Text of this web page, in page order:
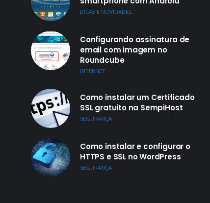
DICAS E NOVIDADES
Configurando assinatura de
email com imagem no
Roundcube
INTERNET
Como instalar um Certificado
SSL gratuito na SempiHost
SEGURANÇA
Como instalar e configurar o
HTTPS e SSL no WordPress
SEGURANÇA